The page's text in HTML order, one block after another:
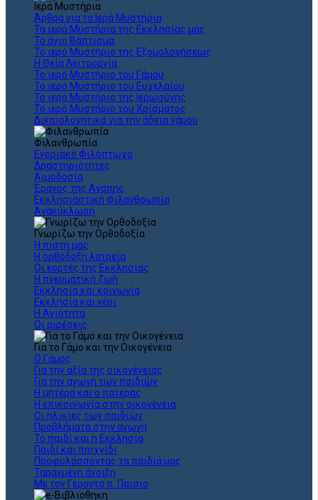
Ιερά Μυστήρια
Άρθρα για τα Ιερά Μυστήρια
Τα ιερά Μυστήρια της Εκκλησίας μας
Το άγιο Βάπτισμα
Το ιερό Μυστήριο της Εξομολογήσεως
Η Θεία Λειτουργία
Το ιερό Μυστήριο του Γάμου
Το ιερό Μυστήριο του Ευχελαίου
Το ιερό Μυστήριο της Ιερωσύνης
Το ιερό Μυστήριο του Χρίσματος
Δικαιολογητικά για την άδεια γάμου
Φιλανθρωπία
Ενοριακό Φιλόπτωχο
Δραστηριότητες
Αιμοδοσία
Έρανος της Αγάπης
Εκκλησιαστική Φιλανθρωπία
Ανακύκλωση
Γνωρίζω την Ορθοδοξία
Η πίστη μας
Η ορθόδοξη λατρεία
Οι εορτές της Εκκλησίας
Η πνευματική ζωή
Εκκλησία και κοινωνία
Εκκλησία και νέοι
Η Αγιότητα
Οι αιρέσεις
Για το Γάμο και την Οικογένεια
Ο Γάμος
Για την αξία της οικογένειας
Για την αγωγή των παιδιών
Η μητέρα και ο πατέρας
Η επικοινωνία στην οικογένεια
Οι ηλικίες των παιδιών
Προβλήματα στην αγωγή
Το παιδί και η Εκκλησία
Παιδί και παιχνίδι
Προφυλάσσοντας τα παιδιά μας
Ταραγμένη άνοιξη
Με τον Γέροντα π. Παϊσιο